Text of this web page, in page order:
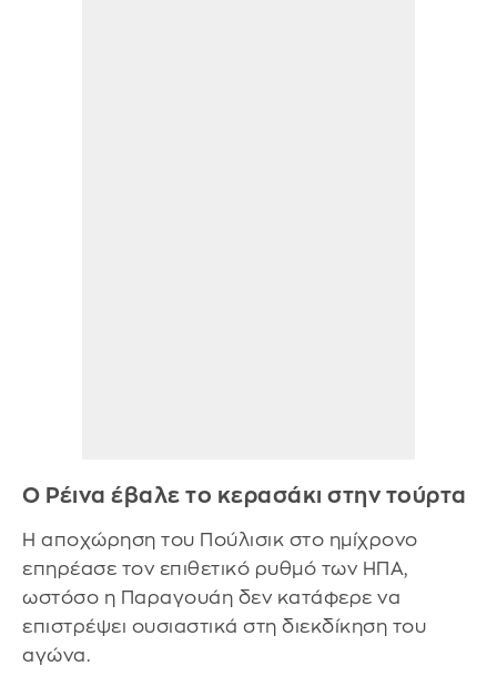
Ο Ρέινα έβαλε το κερασάκι στην τούρτα
Η αποχώρηση του Πούλισικ στο ημίχρονο
επηρέασε τον επιθετικό ρυθμό των ΗΠΑ,
ωστόσο η Παραγουάη δεν κατάφερε να
επιστρέψει ουσιαστικά στη διεκδίκηση του
αγώνα.